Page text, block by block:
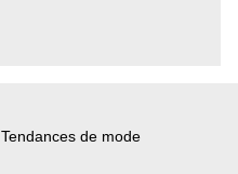
Tendances de mode